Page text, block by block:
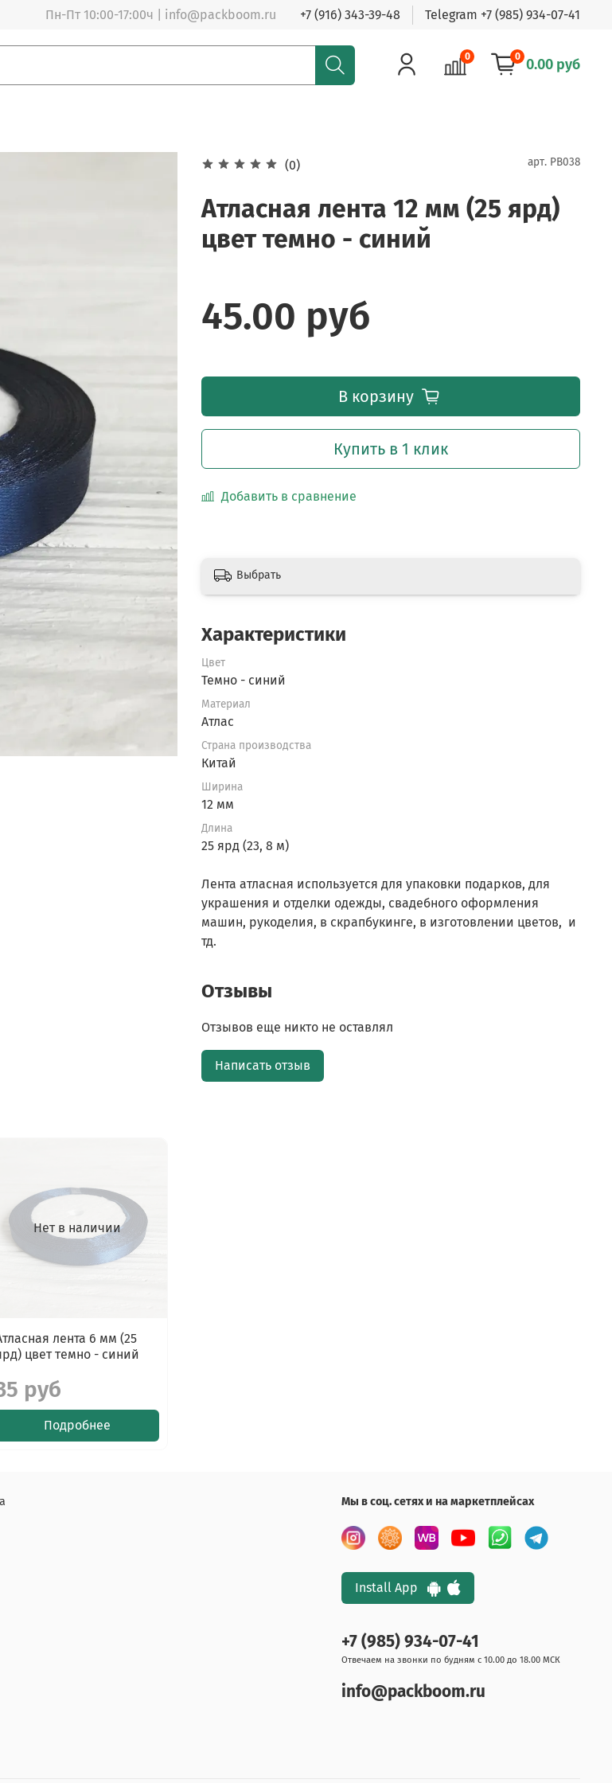
Пн-Пт 10:00-17:00ч | info@packboom.ru +7 (916) 343-39-48 Telegram +7 (985) 934-07-41
0 0 0.00 руб
(0) арт. PB038
Атласная лента 12 мм (25 ярд)
цвет темно - синий
45.00 руб
В корзину
Купить в 1 клик
Добавить в сравнение
Выбрать
Характеристики
Цвет
Темно - синий
Материал
Атлас
Страна производства
Китай
Ширина
12 мм
Длина
25 ярд (23, 8 м)
Лента атласная используется для упаковки подарков, для
украшения и отделки одежды, свадебного оформления
машин, рукоделия, в скрапбукинге, в изготовлении цветов, и
тд.
Отзывы
Отзывов еще никто не оставлял
Написать отзыв
Нет в наличии
лента 6 мм (25
цвет темно - синий
руб
Подробнее
Мы в соц. сетях и на маркетплейсах
Install App
+7 (985) 934-07-41
Отвечаем на звонки по будням с 10.00 до 18.00 МСК
info@packboom.ru